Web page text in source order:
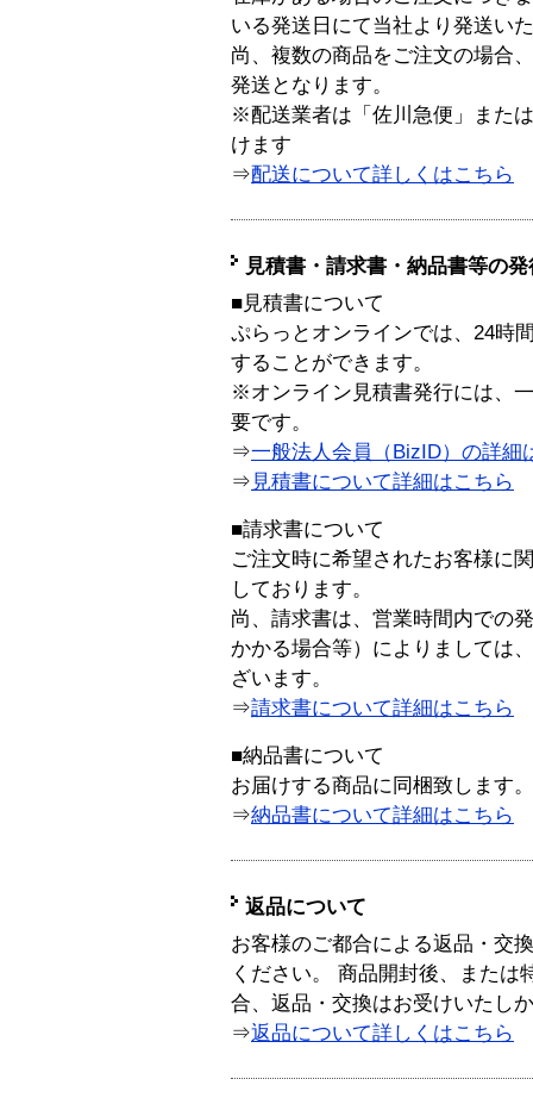
いる発送日にて当社より発送い
尚、複数の商品をご注文の場合
発送となります。
※配送業者は「佐川急便」また
けます
⇒配送について詳しくはこちら
見積書・請求書・納品書等の
■見積書について
ぷらっとオンラインでは、24時
することができます。
※オンライン見積書発行には、
要です。
⇒一般法人会員（BizID）の詳細
⇒ 見積書について詳細はこちら
■請求書について
ご注文時に希望されたお客様に
しております。
尚、請求書は、営業時間内での
かかる場合等）によりましては
ざいます。
⇒請求書について詳細はこちら
■納品書について
お届けする商品に同梱致します。
⇒納品書について詳細はこちら
返品について
お客様のご都合による返品・交
ください。 商品開封後、または
合、返品・交換はお受けいたし
⇒返品について詳しくはこちら